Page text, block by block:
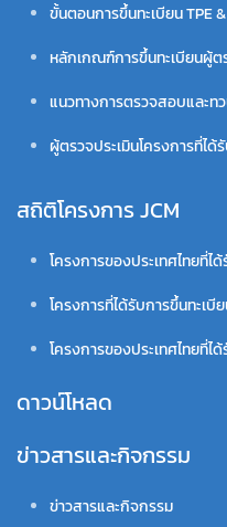
ขั้นตอนการขึ้นทะเบียน TPE
หลักเกณฑ์การขึ้นทะเบียนผู้ต
แนวทางการตรวจสอบและท
ผู้ตรวจประเมินโครงการที่ได้
สถิติโครงการ JCM
โครงการของประเทศไทยที่ไ
โครงการที่ได้รับการขึ้นทะเ
โครงการของประเทศไทยที่ไ
ดาวน์โหลด
ข่าวสารและกิจกรรม
ข่าวสารและกิจกรรม